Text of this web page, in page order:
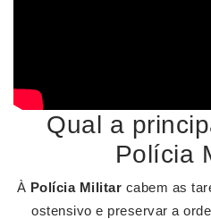
Qual a
Polícia
À Polícia Militar cabem as
ostensivo e preservar a